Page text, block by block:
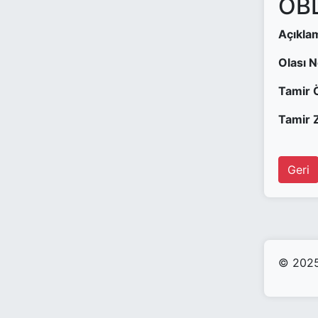
Olası
Tamir
Tamir
Geri
© 2025